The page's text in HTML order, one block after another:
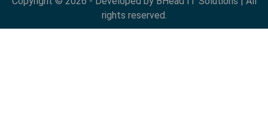
rights reserved.